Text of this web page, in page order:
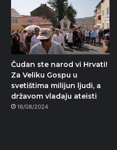
Čudan ste narod vi Hrvati!
Za Veliku Gospu u
svetištima milijun ljudi, a
državom vladaju ateisti
16/08/2024